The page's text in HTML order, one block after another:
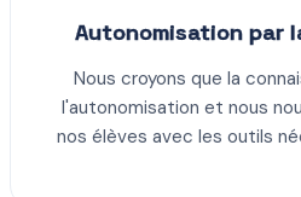
Autonomisation par
Nous croyons que la
l'autonomisation et nous
nos élèves avec les outils